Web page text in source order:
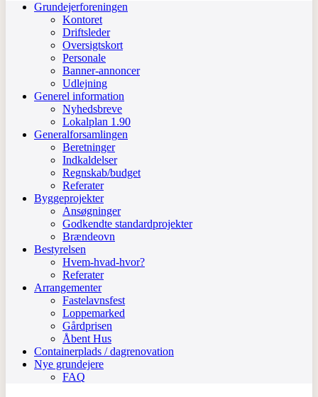
Grundejerforeningen
Kontoret
Driftsleder
Oversigtskort
Personale
Banner-annoncer
Udlejning
Generel information
Nyhedsbreve
Lokalplan 1.90
Generalforsamlingen
Beretninger
Indkaldelser
Regnskab/budget
Referater
Byggeprojekter
Ansøgninger
Godkendte standardprojekter
Brændeovn
Bestyrelsen
Hvem-hvad-hvor?
Referater
Arrangementer
Fastelavnsfest
Loppemarked
Gårdprisen
Åbent Hus
Containerplads / dagrenovation
Nye grundejere
FAQ